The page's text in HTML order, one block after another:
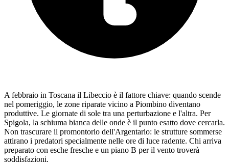
A febbraio in Toscana il Libeccio è il fattore chiave: quando scende
nel pomeriggio, le zone riparate vicino a Piombino diventano
produttive. Le giornate di sole tra una perturbazione e l'altra. Per
Spigola, la schiuma bianca delle onde è il punto esatto dove cercarla.
Non trascurare il promontorio dell'Argentario: le strutture sommerse
attirano i predatori specialmente nelle ore di luce radente. Chi arriva
preparato con esche fresche e un piano B per il vento troverà
soddisfazioni.